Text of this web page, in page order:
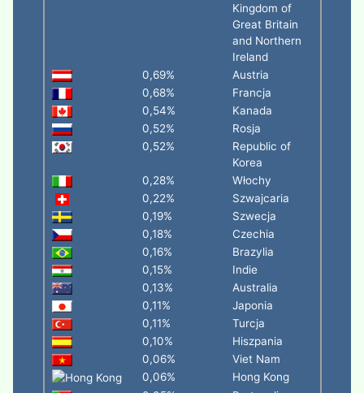
Kingdom of
Great Britain
and Northern
Ireland
0,69%
Austria
0,68%
Francja
0,54%
Kanada
0,52%
Rosja
0,52%
Republic of
Korea
0,28%
Włochy
0,22%
Szwajcaria
0,19%
Szwecja
0,18%
Czechia
0,16%
Brazylia
0,15%
Indie
0,13%
Australia
0,11%
Japonia
0,11%
Turcja
0,10%
Hiszpania
0,06%
Viet Nam
0,06%
Hong Kong